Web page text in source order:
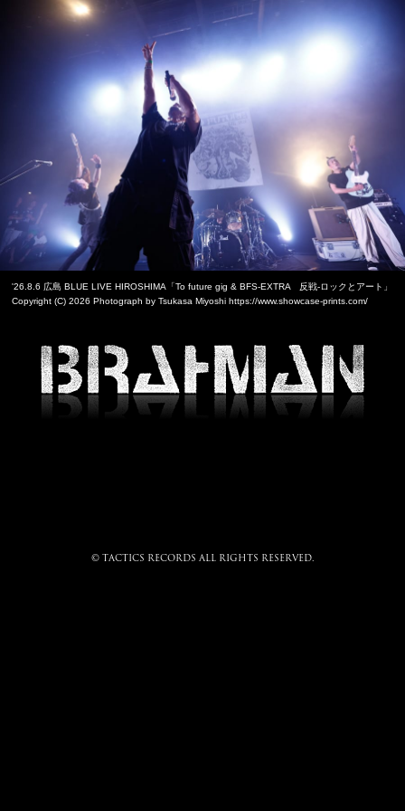
'26.8.6 広島 BLUE LIVE HIROSHIMA「To future gig & BFS-EXTRA 反戦-ロックとアート」
Copyright (C) 2026 Photograph by Tsukasa Miyoshi https://www.showcase-prints.com/
© tactics records all rights reserved.